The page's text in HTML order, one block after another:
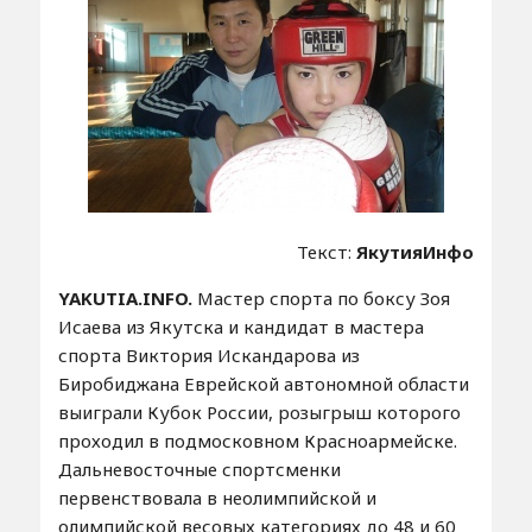
Текст:ЯкутияИнфо
YAKUTIA.INFO.Мастер спорта по боксу Зоя
Исаева из Якутска и кандидат в мастера
спорта Виктория Искандарова из
Биробиджана Еврейской автономной области
выиграли Кубок России, розыгрыш которого
проходил в подмосковном Красноармейске.
Дальневосточные спортсменки
первенствовала в неолимпийской и
олимпийской весовых категориях до 48 и 60